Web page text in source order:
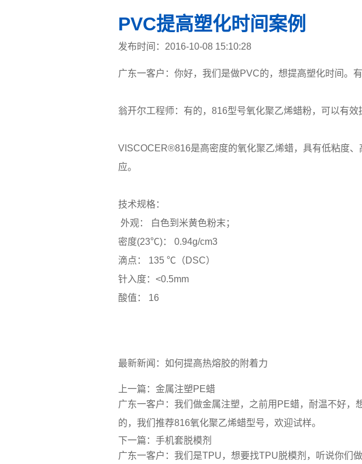
PVC提高塑化时间案例
发布时间：2016-10-08 15:10:28
广东一客户：你好，我们是做PVC的，想提高塑化时间。
翁开尔工程师：有的，816型号氧化聚乙烯蜡粉，可以有效
VISCOCER®816是高密度的氧化聚乙烯蜡，具有低粘度
应。
技术规格：
外观： 白色到米黄色粉末；
密度(23℃)： 0.94g/cm3
滴点： 135 ℃（DSC）
针入度：<0.5mm
酸值： 16
最新新闻： 如何提高热熔胶的附着力
上一篇： 金属注塑PE蜡
广东一客户：我们做金属注塑，之前用PE蜡，耐温不好
的，我们推荐816氧化聚乙烯蜡型号，欢迎试样。
下一篇： 手机套脱模剂
广东一客户：我们是TPU，想要找TPU脱模剂，听说你们